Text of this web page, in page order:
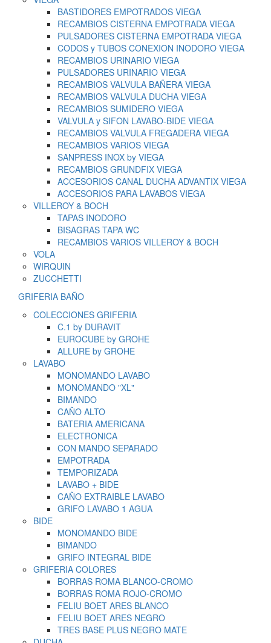
BASTIDORES EMPOTRADOS VIEGA
RECAMBIOS CISTERNA EMPOTRADA VIEGA
PULSADORES CISTERNA EMPOTRADA VIEGA
CODOS y TUBOS CONEXION INODORO VIEGA
RECAMBIOS URINARIO VIEGA
PULSADORES URINARIO VIEGA
RECAMBIOS VALVULA BAÑERA VIEGA
RECAMBIOS VALVULA DUCHA VIEGA
RECAMBIOS SUMIDERO VIEGA
VALVULA y SIFON LAVABO-BIDE VIEGA
RECAMBIOS VALVULA FREGADERA VIEGA
RECAMBIOS VARIOS VIEGA
SANPRESS INOX by VIEGA
RECAMBIOS GRUNDFIX VIEGA
ACCESORIOS CANAL DUCHA ADVANTIX VIEGA
ACCESORIOS PARA LAVABOS VIEGA
VILLEROY & BOCH
TAPAS INODORO
BISAGRAS TAPA WC
RECAMBIOS VARIOS VILLEROY & BOCH
VOLA
WIRQUIN
ZUCCHETTI
GRIFERIA BAÑO
COLECCIONES GRIFERIA
C.1 by DURAVIT
EUROCUBE by GROHE
ALLURE by GROHE
LAVABO
MONOMANDO LAVABO
MONOMANDO "XL"
BIMANDO
CAÑO ALTO
BATERIA AMERICANA
ELECTRONICA
CON MANDO SEPARADO
EMPOTRADA
TEMPORIZADA
LAVABO + BIDE
CAÑO EXTRAIBLE LAVABO
GRIFO LAVABO 1 AGUA
BIDE
MONOMANDO BIDE
BIMANDO
GRIFO INTEGRAL BIDE
GRIFERIA COLORES
BORRAS ROMA BLANCO-CROMO
BORRAS ROMA ROJO-CROMO
FELIU BOET ARES BLANCO
FELIU BOET ARES NEGRO
TRES BASE PLUS NEGRO MATE